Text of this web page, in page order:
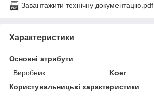
Завантажити технічну документацію.pdf
Характеристики
Основні атрибути
Виробник
Koer
Користувальницькі характеристики